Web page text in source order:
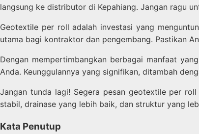
langsung ke distributor di Kepahiang. Jangan ragu
Geotextile per roll adalah investasi yang
utama bagi kontraktor dan pengembang. Pastikan
Dengan mempertimbangkan berbagai manfaat
Anda. Keunggulannya yang signifikan, ditambah
Jangan tunda lagi! Segera pesan geotextile per
stabil, drainase yang lebih baik, dan struktur yang
Kata Penutup